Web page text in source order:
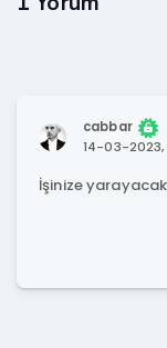
cabbar
14-03-
İşinize